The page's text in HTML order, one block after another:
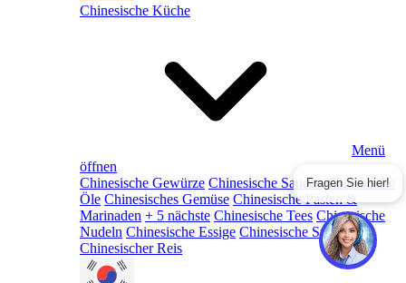
Chinesische Küche
Menü
öffnen
Chinesische Gewürze Chinesische Saucen Chinesische
Öle Chinesisches Gemüse Chinesische Pasten &
Marinaden + 5 nächste Chinesische Tees Chinesische
Nudeln Chinesische Essige Chinesische Snacks
Chinesischer Reis
Fragen Sie hier!